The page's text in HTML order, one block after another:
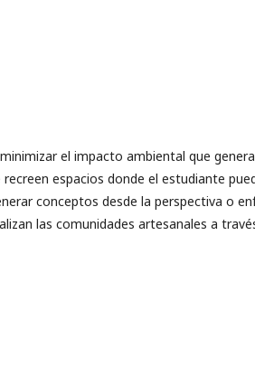
el impacto ambiental que
espacios donde el estudiante
conceptos desde la perspectiva o
las comunidades artesanales a